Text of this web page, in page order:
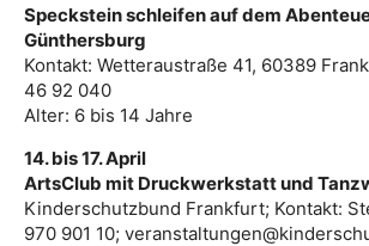
Speckstein schleifen auf dem
Günthersburg
Kontakt: Wetteraustraße 41, 60389
46 92 040
Alter: 6 bis 14 Jahre
14. bis 17. April
ArtsClub mit Druckwerkstatt und
Kinderschutzbund Frankfurt; Kontakt:
970 901 10;